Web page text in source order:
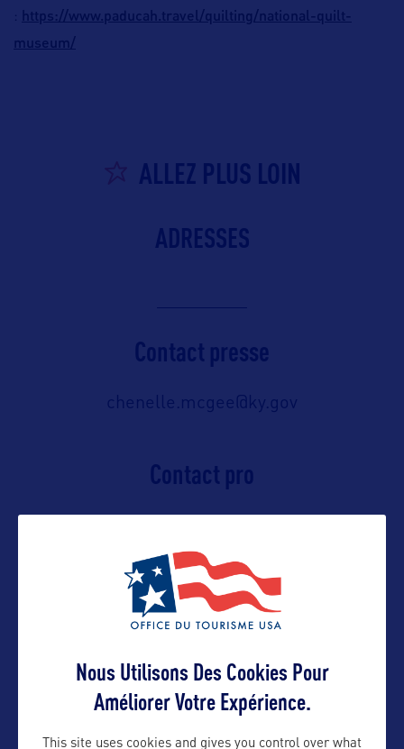
: https://www.paducah.travel/quilting/national-quilt-
museum/
ALLEZ PLUS LOIN
ADRESSES
Contact presse
chenelle.mcgee@ky.gov
Contact pro
Suivre
Nous Utilisons Des Cookies Pour
Améliorer Votre Expérience.
This site uses cookies and gives you control over what